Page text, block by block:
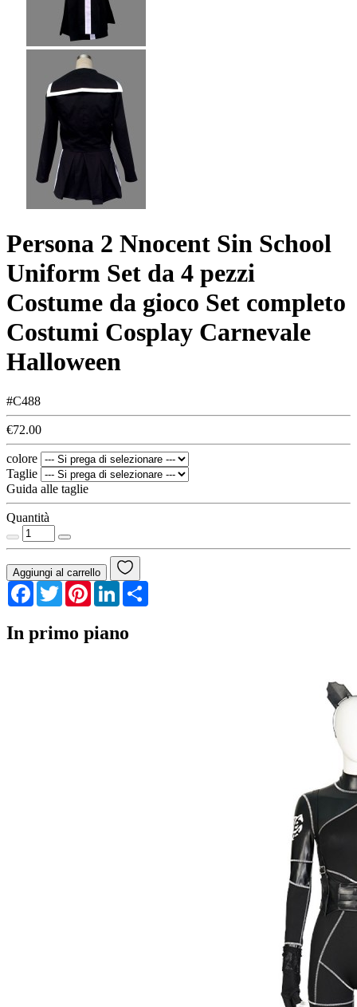
Persona 2 Nnocent Sin School
Uniform Set da 4 pezzi
Costume da gioco Set completo
Costumi Cosplay Carnevale
Halloween
#C488
€72.00
colore
Taglie
Guida alle taglie
Quantità
Aggiungi al carrello
Facebook
TwitterPinterestLinkedIn
In primo piano